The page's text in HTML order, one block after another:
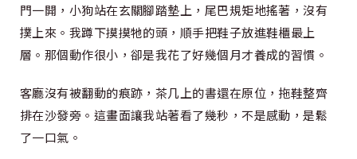
門一開，小狗站在玄關腳踏墊上，尾巴規矩地搖著，沒有
撲上來。我蹲下摸摸牠的頭，順手把鞋子放進鞋櫃最上
層。那個動作很小，卻是我花了好幾個月才養成的習慣。
客廳沒有被翻動的痕跡，茶几上的書還在原位，拖鞋整齊
排在沙發旁。這畫面讓我站著看了幾秒，不是感動，是鬆
了一口氣。